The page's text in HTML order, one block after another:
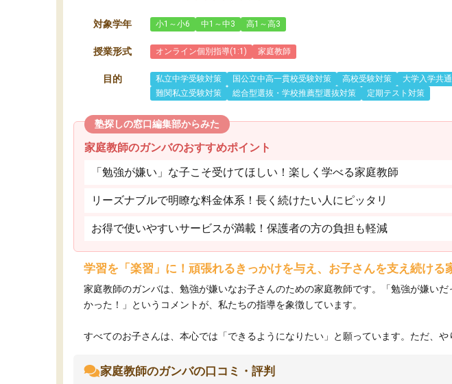
対象学年 小1～小6 中1～中3 高1～高3
授業形式 オンライン個別指導(1:1) 家庭教師
目的 私立中学受験対策 国公立中高一貫校受験対策 高校受験対策 大学入学共
難関私立受験対策
総合型選抜・学校推薦型選抜対策 定期テスト対策
塾探しの窓口編集部からみた
家庭教師のガンバのおすすめポイント
「勉強が嫌い」な子こそ受けてほしい！楽しく学べる家庭教師
リーズナブルで明瞭な料金体系！長く続けたい人にピッタリ
お得で使いやすいサービスが満載！保護者の方の負担も軽減
学習を「楽習」に！頑張れるきっかけを与え、お子さんを支え続ける
家庭教師のガンバは、勉強が嫌いなお子さんのための家庭教師です。「勉強が嫌い
かった！」というコメントが、私たちの指導を象徴しています。
すべてのお子さんは、本心では「できるようになりたい」と願っています。ただ、や
家庭教師のガンバの口コミ・評判